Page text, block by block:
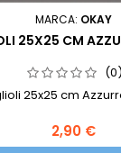
MARCA: OKAY
25X25 CM
(0)
25x25 cm
Prezzo
2,90 €